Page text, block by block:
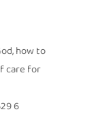
how to
care for
6